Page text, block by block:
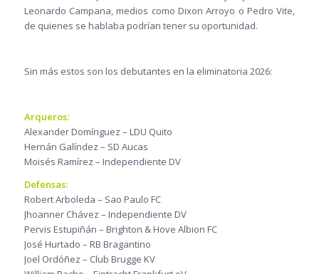
Leonardo Campana, medios como Dixon Arroyo o Pedro Vite,
de quienes se hablaba podrían tener su oportunidad.
Sin más estos son los debutantes en la eliminatoria 2026:
Arqueros:
Alexander Domínguez – LDU Quito
Hernán Galíndez – SD Aucas
Moisés Ramírez – Independiente DV
Defensas:
Robert Arboleda – Sao Paulo FC
Jhoanner Chávez – Independiente DV
Pervis Estupiñán – Brighton & Hove Albion FC
José Hurtado – RB Bragantino
Joel Ordóñez – Club Brugge KV